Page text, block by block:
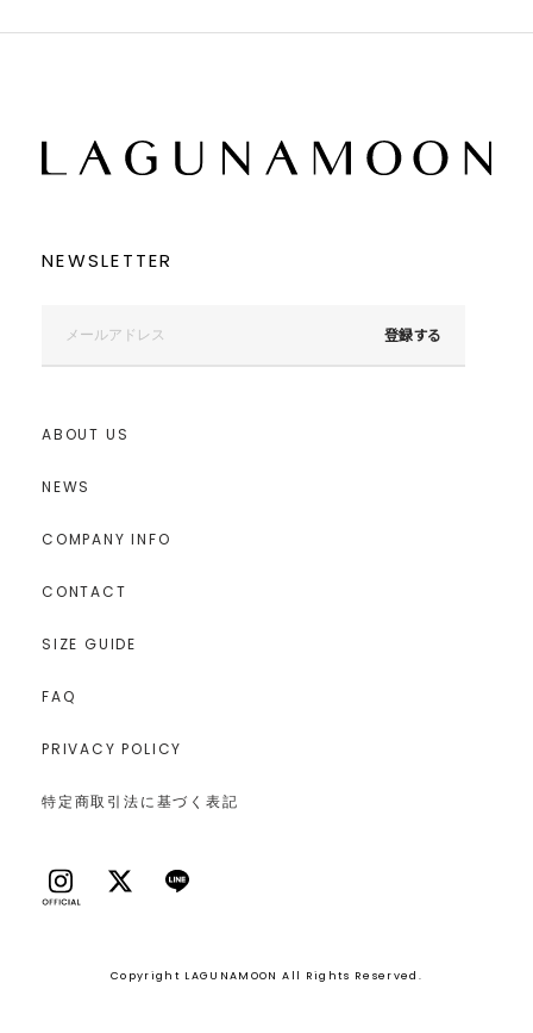
NEWSLETTER
登録する
ABOUT US
NEWS
COMPANY INFO
CONTACT
SIZE GUIDE
FAQ
PRIVACY POLICY
特定商取引法に基づく表記
Copyright LAGUNAMOON All Rights Reserved.